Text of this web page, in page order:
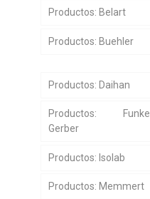
Productos: Belart
Productos: Buehler
Productos: Daihan
Productos: Funke
Gerber
Productos: Isolab
Productos: Memmert